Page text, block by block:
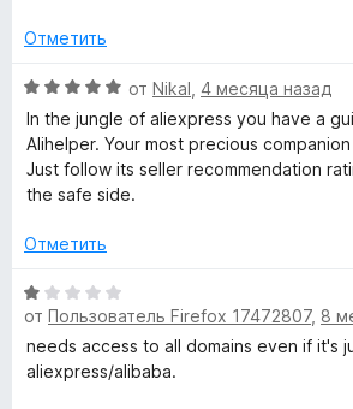
п
о
м
о
щ
н
1
з
5
Отметить
О
ц
е
н
е
о
а
5
и
з
от Nikal 4 месяца назад
In the jungle of aliexpress you have a
Alihelper. Your most precious
Just follow its seller recommendation
the safe side.
Отметить
О
ц
е
н
от Пользователь Firefox 17472807, 8
needs access to all domains even if it's
aliexpress/alibaba.